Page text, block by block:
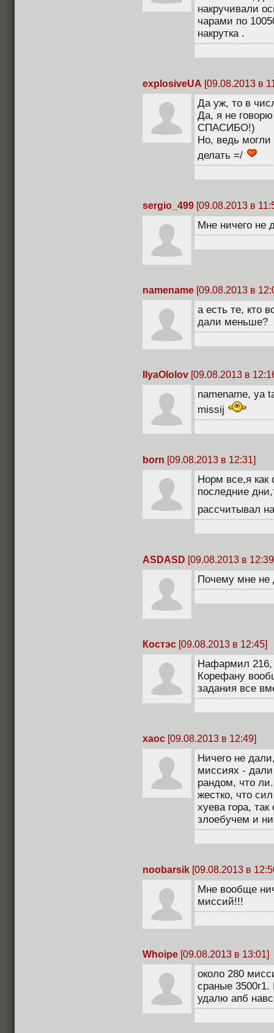
накручивали
чарами по
накрутка .
explosiveUA [09.08.2013 в
Да уж, то в
Да, я не говорю
СПАСИБО!)
Но, ведь могли
делать =/
sergio_499 [09.08.2013 в
Мне ничего не
namename [09.08.2013 в
а есть те, кто
дали меньше?
IlyaOlolov [09.08.2013 в
namename, ya
missij
born [09.08.2013 в 12:31]
Норм все,я
последние
рассчитывал
ASDASD [09.08.2013 в
Почему мне не
Костэс [09.08.2013 в 12:45]
Нафармил 216,
Корефану
задания все
xaoc [09.08.2013 в 12:49]
Ничего не
миссиях -
рандом, что
жестко, что
хуева гора,
злоебучем и
noobarsik [09.08.2013 в
Мне вообще
миссий!!!
Whoipe [09.08.2013 в 13:01]
около 280
сраные
удалю апб